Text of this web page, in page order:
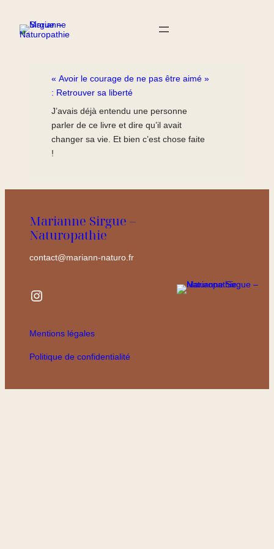
« Avoir le courage de ne pas être aimé »
: Retrouver sa liberté
J’avais déjà entendu une personne
parler de ce livre et dire qu’il avait
changer sa vie. Et bien c’est chose faite
!
Marianne Sirgue –
Naturopathie
contact@mariann-naturo.fr
Instagram
Mentions légales
Politique de confidentialité